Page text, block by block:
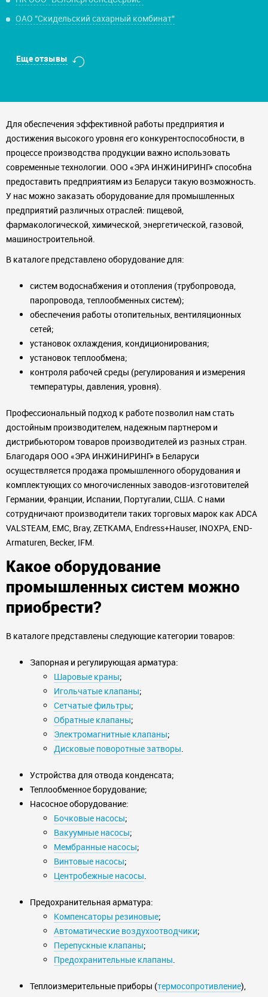
ОАО "Скидельский сахарный комбинат"
Еще отзывы
Для обеспечения эффективной работы предприятия и
достижения высокого уровня его конкурентоспособности, в
процессе производства продукции важно использовать
современные технологии. ООО «ЭРА ИНЖИНИРИНГ» способна
предоставить предприятиям из Беларуси такую возможность.
У нас можно заказать оборудование для промышленных
предприятий различных отраслей: пищевой,
фармакологической, химической, энергетической, газовой,
машиностроительной.
В каталоге представлено оборудование для:
систем водоснабжения и отопления (трубопровода,
паропровода, теплообменных систем);
обеспечения работы отопительных, вентиляционных
сетей;
установок охлаждения, кондиционирования;
установок теплообмена;
контроля рабочей среды (регулирования и измерения
температуры, давления, уровня).
Профессиональный подход к работе позволил нам стать
достойным производителем, надежным партнером и
дистрибьютором товаров производителей из разных стран.
Благодаря ООО «ЭРА ИНЖИНИРИНГ» в Беларуси
осуществляется продажа промышленного оборудования и
комплектующих со многочисленных заводов-изготовителей
Германии, Франции, Испании, Португалии, США. С нами
сотрудничают производители таких торговых марок как ADCA
VALSTEAM, EMC, Bray, ZETKAMA, Endress+Hauser, INOXPA, END-
Armaturen, Becker, IFM.
Какое оборудование
промышленных систем можно
приобрести?
В каталоге представлены следующие категории товаров:
Запорная и регулирующая арматура:
Шаровые краны;
Игольчатые клапаны;
Сетчатые фильтры;
Обратные клапаны;
Электромагнитные клапаны;
Дисковые поворотные затворы.
Устройства для отвода конденсата;
Теплообменное борудование;
Насосное оборудование:
Бочковые насосы;
Вакуумные насосы;
Мембранные насосы;
Винтовые насосы;
Центробежные насосы.
Предохранительная арматура:
Компенсаторы резиновые;
Автоматические воздухоотводчики;
Перепускные клапаны;
Предохранительные клапаны.
Теплоизмерительные приборы (термосопротивление),